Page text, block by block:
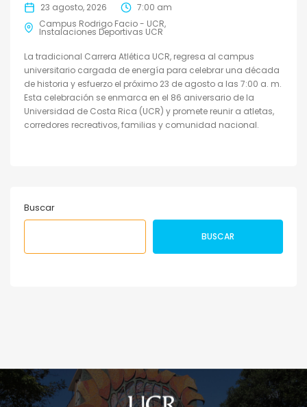
23 agosto, 2026
7:00 am
Campus Rodrigo Facio - UCR
Instalaciones Deportivas UCR
La tradicional Carrera Atlética UCR, regresa al campus
universitario cargada de energía para celebrar una década
de historia y esfuerzo el próximo 23 de agosto a las 7:00 a. m.
Esta celebración se enmarca en el 86 aniversario de la
Universidad de Costa Rica (UCR) y promete reunir a atletas,
corredores recreativos, familias y comunidad nacional.
Buscar
BUSCAR